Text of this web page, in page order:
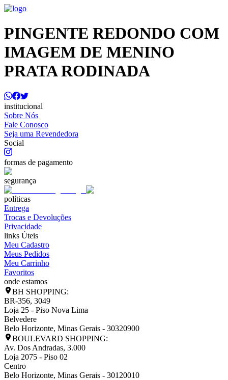
PINGENTE REDONDO COM
IMAGEM DE MENINO
PRATA RODINADA
institucional
Sobre Nós
Fale Conosco
Seja uma Revendedora
Social
formas de pagamento
segurança
políticas
Entrega
Trocas e Devoluções
Privacidade
links Úteis
Meu Cadastro
Meus Pedidos
Meu Carrinho
Favoritos
onde estamos
BH SHOPPING:
BR-356, 3049
Loja 25 - Piso Nova Lima
Belvedere
Belo Horizonte, Minas Gerais - 30320900
BOULEVARD SHOPPING:
Av. Dos Andradas, 3.000
Loja 2075 - Piso 02
Centro
Belo Horizonte, Minas Gerais - 30120010